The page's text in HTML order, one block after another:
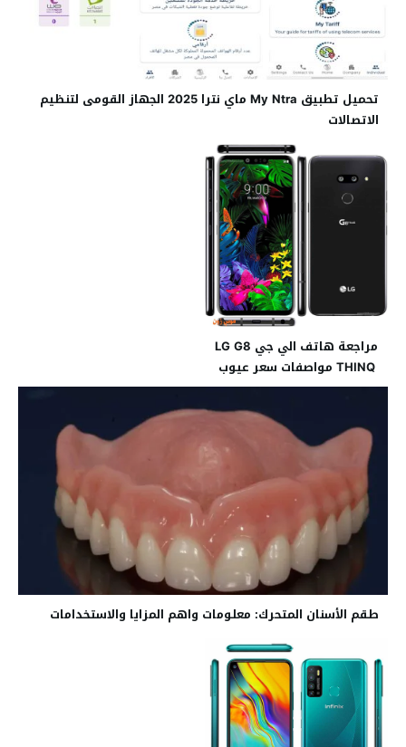
تحميل تطبيق My Ntra ماي نترا 2025 الجهاز القومى لتنظيم
الاتصالات
مراجعة هاتف الي جي LG G8
THINQ مواصفات سعر عيوب
طقم الأسنان المتحرك: معلومات واهم المزايا والاستخدامات